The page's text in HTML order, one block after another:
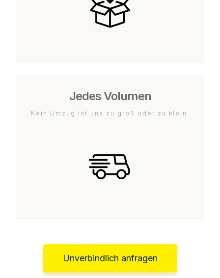
Jedes Volumen
Kein Umzug ist uns zu groß oder zu klein.
Unverbindlich anfragen